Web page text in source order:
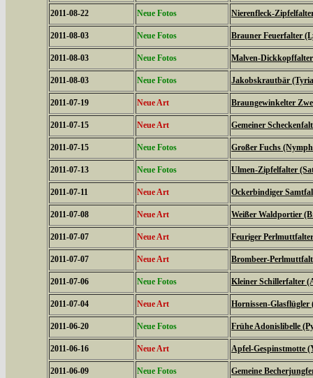
2011-08-22 Neue Fotos Nierenfleck-
2011-08-03 Neue Fotos Brauner Feuerfalter
2011-08-03 Neue Fotos Malven-
2011-08-03 Neue Fotos Jakobskrautbär (Tyria
2011-07-19 Neue Art Braungewinkelter
2011-07-15 Neue Art Gemeiner
2011-07-15 Neue Fotos Großer Fuchs
2011-07-13 Neue Fotos Ulmen-Zipfelfalter
2011-07-11 Neue Art Ockerbindiger
2011-07-08 Neue Art Weißer Waldportier
2011-07-07 Neue Art Feuriger
2011-07-07 Neue Art Brombeer-
2011-07-06 Neue Fotos Kleiner Schillerfalter
2011-07-04 Neue Art Hornissen-Glasflügler
2011-06-20 Neue Fotos Frühe Adonislibelle
2011-06-16 Neue Art Apfel-Gespinstmotte
2011-06-09 Neue Fotos Gemeine